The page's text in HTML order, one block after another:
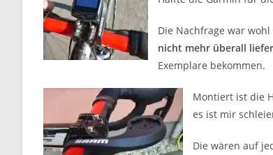
Die Nachfrage war
nicht mehr überall
Exemplare bekommen.
Montiert ist die
es ist mir
Die wären auf